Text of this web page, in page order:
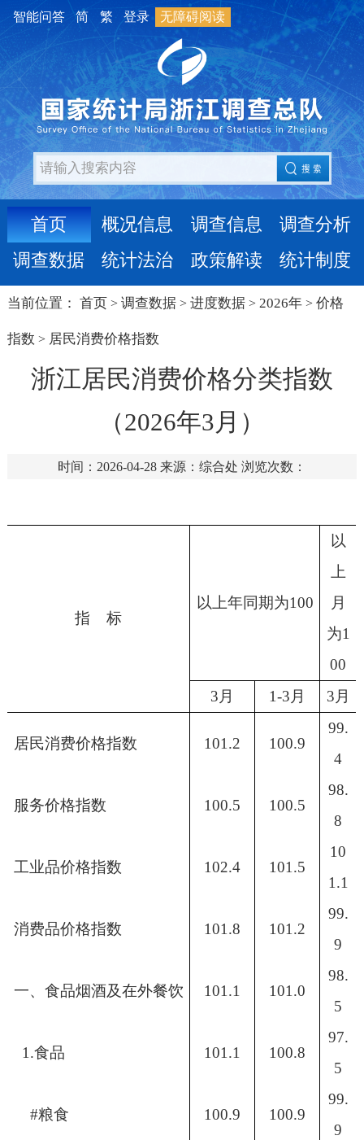
智能问答 简 繁 登录 无障碍阅读
首页 概况信息 调查信息
调查分析
调查数据
统计法治 政策解读 统计制度
当前位置： 首页 > 调查数据 > 进度数据 > 2026年 > 价格
指数 > 居民消费价格指数
浙江居民消费价格分类指数
（2026年3月）
时间：2026-04-28 来源：综合处 浏览次数：
指 标
以上年同期为100
以
上
月
为1
00
3月
1-3月 3月
居民消费价格指数 101.2 100.9
99.
4
服务价格指数 100.5 100.5
98.
8
工业品价格指数 102.4 101.5
10
1.1
消费品价格指数 101.8 101.2
99.
9
一、食品烟酒及在外餐饮 101.1 101.0
98.
5
1.食品 101.1 100.8
97.
5
#粮食 100.9 100.9
99.
9